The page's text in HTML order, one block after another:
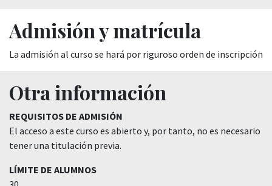
Admisión y matrícula
La admisión al curso se hará por riguroso orden de inscripción
Otra información
REQUISITOS DE ADMISIÓN
El acceso a este curso es abierto y, por tanto, no es necesario
tener una titulación previa.
LÍMITE DE ALUMNOS